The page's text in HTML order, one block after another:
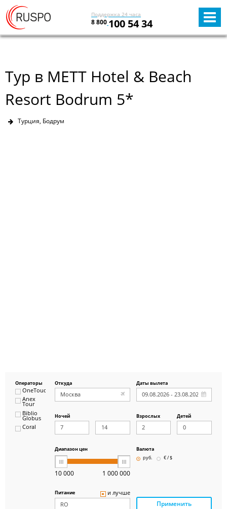
Поддержка 24 часа
8 800 100 54 34
Тур в METT Hotel & Beach
Resort Bodrum 5*
Турция, Бодрум
Операторы
OneTouch&Travel
Anex
Tour
Biblio
Globus
Coral
Откуда Даты вылета
Ночей Взрослых Детей
Диапазон цен
10 000 1 000 000
Валюта
руб.
€ / $
Питание и лучше
Применить